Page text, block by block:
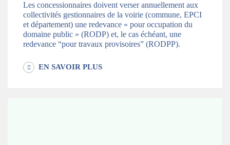
Les concessionnaires doivent verser annuellement aux
collectivités gestionnaires de la voirie (commune, EPCI
et département) une redevance « pour occupation du
domaine public » (RODP) et, le cas échéant, une
redevance “pour travaux provisoires” (RODPP).
EN SAVOIR PLUS